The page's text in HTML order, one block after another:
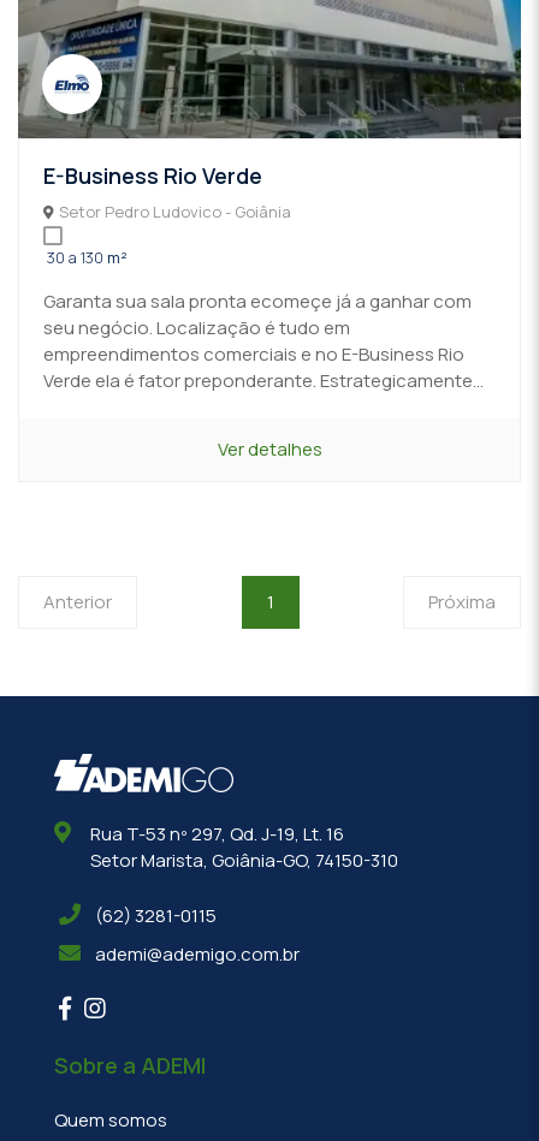
E-Business Rio Verde
Setor Pedro Ludovico - Goiânia
30 a 130 m²
Garanta sua sala pronta ecomeçe já a ganhar com
seu negócio. Localização é tudo em
empreendimentos comerciais e no E-Business Rio
Verde ela é fator preponderante. Estrategicamente...
Ver detalhes
Anterior 1 Próxima
Rua T-53 nº 297, Qd. J-19, Lt. 16
Setor Marista, Goiânia-GO, 74150-310
(62) 3281-0115
ademi@ademigo.com.br
Sobre a ADEMI
Quem somos